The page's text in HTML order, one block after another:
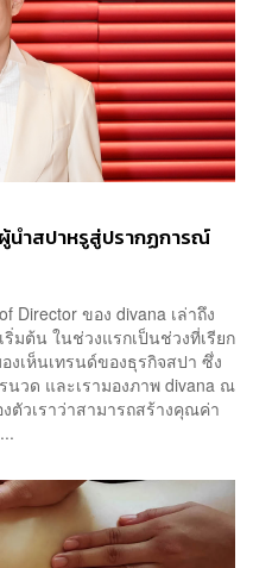
นำสปาหรูสู่ปรากฏการณ์
ของ divana เล่าถึง
มต้น ในช่วงแรกเป็นช่วงที่เรียก
งเห็นเทรนด์ของธุรกิจสปา ซึ่ง
นวด และเรามองภาพ divana ณ
ตัวเราว่าสามารถสร้างคุณค่า